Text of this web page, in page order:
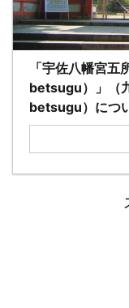
「宇佐八幡宮
betsugu）」（
betsugu）につ